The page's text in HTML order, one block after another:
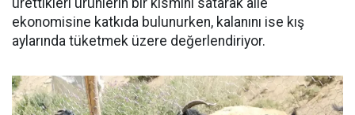
ürettikleri ürünlerin bir kısmını satarak aile
ekonomisine katkıda bulunurken, kalanını ise kış
aylarında tüketmek üzere değerlendiriyor.